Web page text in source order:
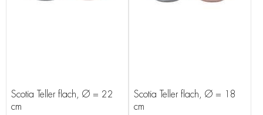
Scotia Teller flach, Ø = 22
cm
Scotia Teller flach, Ø = 18
cm